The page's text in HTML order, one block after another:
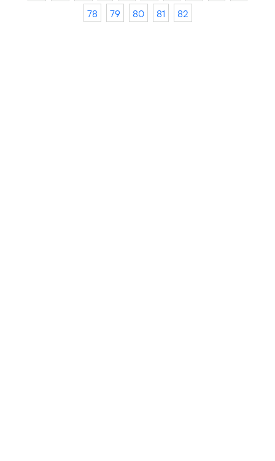
78
79 80 81 82